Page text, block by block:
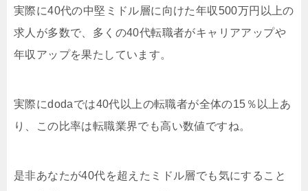
実際に40代の中堅ミドル層に向けた年収500万円以上の
求人が多数で、多くの40代転職者がキャリアアップや
年収アップを果たしています。
実際にdodaでは40代以上の転職者が全体の15％以上あ
り、この比率は転職業界でも高い数値ですね。
是非あなたが40代を超えたミドル層でも気にすること